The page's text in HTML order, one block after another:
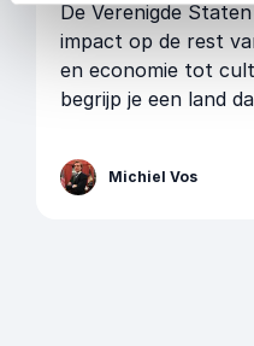
De Verenigde
impact op de rest
en economie tot
begrijp je een land
journalist, jurist en
weet als geen ander
Michiel Vos